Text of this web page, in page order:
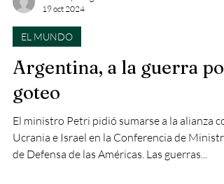
En Tiempo Argentino
19 oct 2024
EL MUNDO
Argentina, a la guerra por
goteo
El ministro Petri pidió sumarse a la alianza